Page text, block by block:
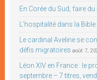
En Corée du Sud, faire
L’hospitalité dans la Bible
Le cardinal Aveline se
défis migratoires août 7,
Léon XIV en France : le
septembre – 7 titres,